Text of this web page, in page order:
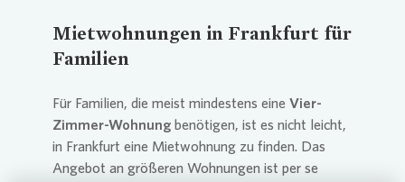
Mietwohnungen in Frankfurt für
Familien
Für Familien, die meist mindestens eine Vier-
Zimmer-Wohnung benötigen, ist es nicht leicht,
in Frankfurt eine Mietwohnung zu finden. Das
Angebot an größeren Wohnungen ist per se